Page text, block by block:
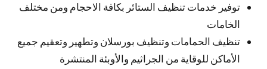
توفير خدمات تنظيف الستائر بكافة الاحجام ومن مختلف
الخامات
تنظيف الحمامات وتنظيف بورسلان وتطهير وتعقيم جميع
الأماكن للوقاية من الجراثيم والأوبئة المنتشرة